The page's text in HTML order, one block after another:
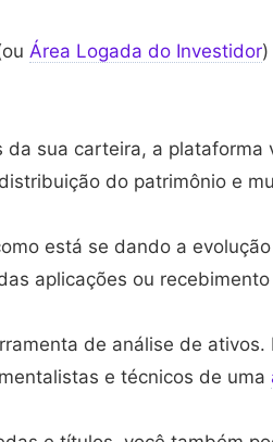
Área Logada do Investidor
sua carteira, a plataforma
do patrimônio e
está se dando a
aplicações ou
de análise de ativos.
e técnicos de uma